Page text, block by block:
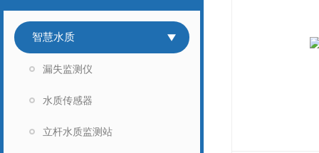
智慧水质
漏失监测仪
水质传感器
立杆水质监测站